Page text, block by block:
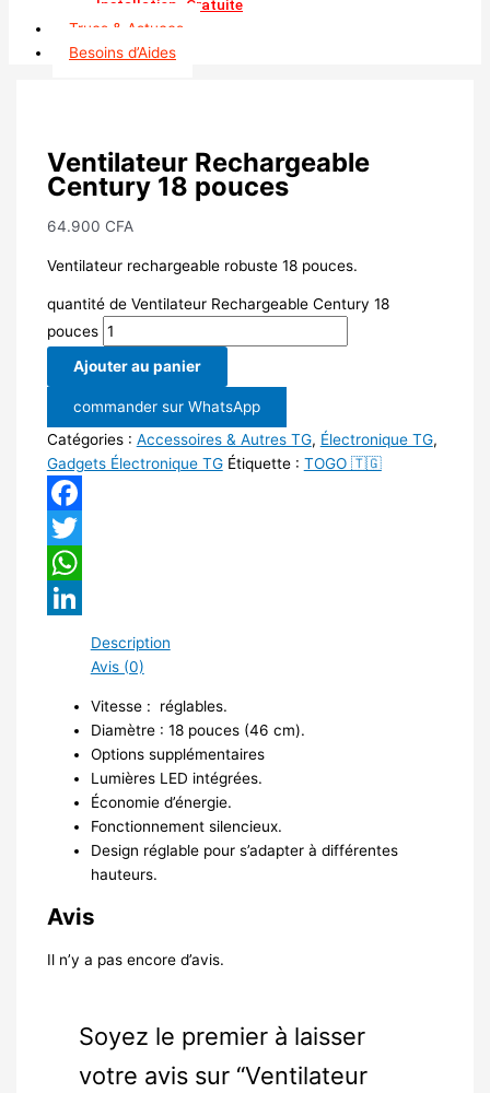
Installation_Gratuite
Trucs & Astuces
Besoins d’Aides
Ventilateur Rechargeable
Century 18 pouces
64.900 CFA
Ventilateur rechargeable robuste 18 pouces.
quantité de Ventilateur Rechargeable Century 18
pouces
Ajouter au panier
commander sur WhatsApp
Catégories : Accessoires & Autres TG, Électronique TG,
Gadgets Électronique TG Étiquette : TOGO 🇹🇬
Facebook
Twitter
WhatsApp
LinkedIn
Description
Avis (0)
Vitesse : réglables.
Diamètre : 18 pouces (46 cm).
Options supplémentaires
Lumières LED intégrées.
Économie d’énergie.
Fonctionnement silencieux.
Design réglable pour s’adapter à différentes
hauteurs.
Avis
Il n’y a pas encore d’avis.
Soyez le premier à laisser
votre avis sur “Ventilateur